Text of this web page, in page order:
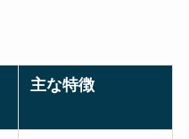
主な特徴